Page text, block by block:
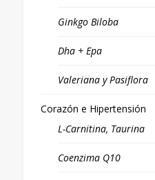
Ginkgo Biloba
Dha + Epa
Valeriana y Pasiflora
Corazón e Hipertensión
L-Carnitina, Taurina
Coenzima Q10